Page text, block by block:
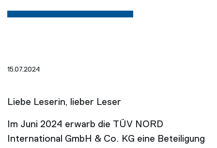
15.07.2024
Liebe Leserin, lieber Leser
Im Juni 2024 erwarb die TÜV NORD
International GmbH & Co. KG eine Beteiligung